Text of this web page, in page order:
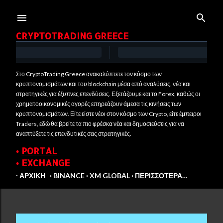
CRYPTOTRADING GREECE
Στο CryptoTrading Greece ανακαλύπτετε τον κόσμο των
κρυπτονομισμάτων και του blockchain μέσα από αναλύσεις, νέα και
στρατηγικές για έξυπνες επενδύσεις. Εξετάζουμε και το Forex, καθώς οι
χρηματοοικονομικές αγορές επηρεάζουν άμεσα τις κινήσεις των
κρυπτονομισμάτων. Είτε είστε νέοι στον κόσμο των Crypto, είτε έμπειροι
Traders, εδώ θα βρείτε τα πιο φρέσκα νέα και δημοσιεύσεις για να
αναπτύξετε τις επενδυτικές σας στρατηγικές.
• PORTAL
• EXCHANGE
∙ ΑΡΧΙΚΉ BINANCE XM GLOBAL ΠΕΡΙΣΣΌΤΕΡΑ…